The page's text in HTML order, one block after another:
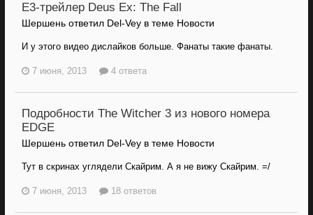
E3-трейлер Deus Ex: The Fall
Шершень ответил Del-Vey в теме Новости
И у этого видео дислайков больше. Фанаты такие фанаты.
7 июня, 2013 4 ответа
Подробности The Witcher 3 из нового номера
EDGE
Шершень ответил Del-Vey в теме Новости
Тут в скринах углядели Скайрим. А я не вижу Скайрим. =/
7 июня, 2013 18 ответов